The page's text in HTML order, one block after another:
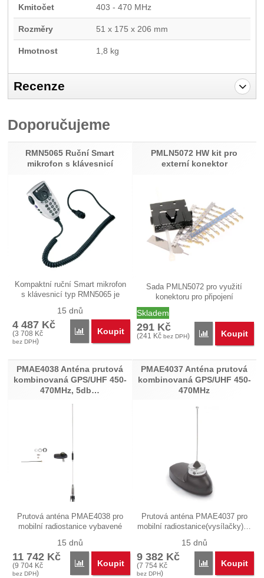
Kmitočet 403 - 470 MHz
Rozměry 51 x 175 x 206 mm
Hmotnost 1,8 kg
Recenze
Recenze
Nebyla přidána žádná recenze.
Doporučujeme
RMN5065 Ruční Smart
mikrofon s klávesnicí
Kompaktní ruční Smart mikrofon
s klávesnicí typ RMN5065 je
15 dnů
4 487 Kč
(3 708 Kč
bez DPH)
Porovnat
Koupit
PMLN5072 HW kit pro
externí konektor
Sada PMLN5072 pro využití
konektoru pro připojení
příslušenství…
Skladem
291 Kč
(241 Kč bez DPH) Porovnat
Koupit
PMAE4038 Anténa prutová
kombinovaná GPS/UHF 450-
470MHz, 5db…
Prutová anténa PMAE4038 pro
mobilní radiostanice vybavené
15 dnů
11 742 Kč
(9 704 Kč
bez DPH)
Porovnat
Koupit
PMAE4037 Anténa prutová
kombinovaná GPS/UHF 450-
470MHz
Prutová anténa PMAE4037 pro
mobilní radiostanice(vysílačky)…
15 dnů
9 382 Kč
(7 754 Kč
bez DPH)
Porovnat
Koupit